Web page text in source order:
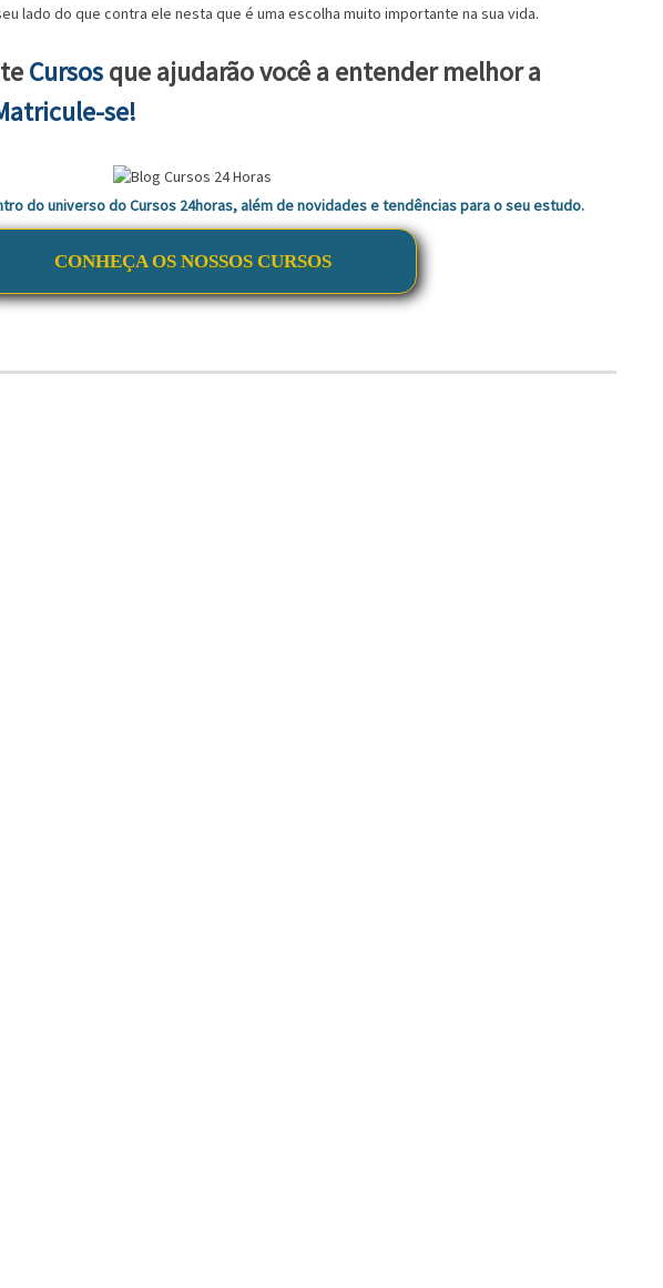
lado do que contra ele nesta que é uma escolha muito importante na sua vida.
Cursosque ajudarão você a entender melhor a
se!
do universo do Cursos 24horas, além de novidades e tendências para o seu estudo.
CONHEÇA OS NOSSOS CURSOS